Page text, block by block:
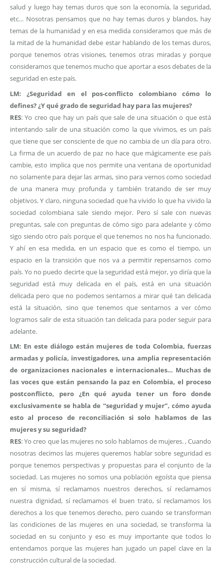
salud y luego hay temas duros que son la economía, la seguridad,
etc… Nosotras pensamos que no hay temas duros y blandos, hay
temas de la humanidad y en esa medida consideramos que más de
la mitad de la humanidad debe estar hablando de los temas duros,
porque tenemos otras visiones, tenemos otras miradas y porque
consideramos que tenemos mucho que aportar a esos debates de la
seguridad en este país.
LM: ¿Seguridad en el pos-conflicto colombiano cómo lo
defines? ¿Y qué grado de seguridad hay para las mujeres?
RES: Yo creo que hay un país que sale de una situación o que está
intentando salir de una situación como la que vivimos, es un país
que tiene que ser consciente de que no cambia de un día para otro.
La firma de un acuerdo de paz no hace que mágicamente ese país
cambie, esto implica que nos permite una ventana de oportunidad
no solamente para dejar las armas, sino para vernos como sociedad
de una manera muy profunda y también tratando de ser muy
objetivos. Y claro, ninguna sociedad que ha vivido lo que ha vivido la
sociedad colombiana sale siendo mejor. Pero sí sale con nuevas
preguntas, sale con preguntas de cómo sigo para adelante y cómo
sigo siendo otro país porque el que tenemos no nos ha funcionado.
Y ahí en esa medida, en un espacio que es como el tiempo, un
espacio en la transición que nos va a permitir repensarnos como
país. Yo no puedo decirte que la seguridad está mejor, yo diría que la
seguridad está muy delicada en el país, está en una situación
delicada pero que no podemos sentarnos a mirar qué tan delicada
está la situación, sino que tenemos que sentarnos a ver cómo
logramos salir de esta situación tan delicada para poder seguir para
adelante.
LM: En este diálogo están mujeres de toda Colombia, fuerzas
armadas y policía, investigadores, una amplia representación
de organizaciones nacionales e internacionales… Muchas de
las voces que están pensando la paz en Colombia, el proceso
postconflicto, pero ¿En qué ayuda tener un foro donde
exclusivamente se habla de “seguridad y mujer”, cómo ayuda
esto al proceso de reconciliación si solo hablamos de las
mujeres y su seguridad?
RES: Yo creo que las mujeres no solo hablamos de mujeres. , Cuando
nosotras decimos las mujeres queremos hablar sobre seguridad es
porque tenemos perspectivas y propuestas para el conjunto de la
sociedad. Las mujeres no somos una población egoísta que piensa
en sí misma, sí reclamamos nuestros derechos, sí reclamamos
nuestra dignidad, sí reclamamos el buen trato, sí reclamamos los
derechos a los que tenemos derecho, pero cuando se transforman
las condiciones de las mujeres en una sociedad, se transforma la
sociedad en su conjunto y eso es muy importante que todos lo
entendamos porque las mujeres han jugado un papel clave en la
construcción cultural de la sociedad.